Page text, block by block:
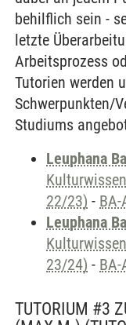
behilflich sein -
letzte
Arbeitsprozess
Tutorien werden
Schwerpunkten/
Studiums
Leuphana
22/23) -
Leuphana
23/24) -
TUTORIUM #3